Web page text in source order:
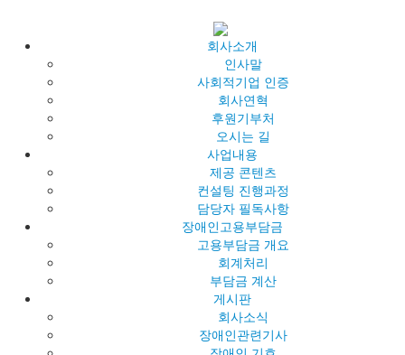
회사소개
인사말
사회적기업 인증
회사연혁
후원기부처
오시는 길
사업내용
제공 콘텐츠
컨설팅 진행과정
담당자 필독사항
장애인고용부담금
고용부담금 개요
회계처리
부담금 계산
게시판
회사소식
장애인관련기사